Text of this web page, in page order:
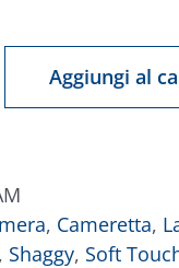
Aggiungi al
, Cameretta,
, Shaggy, Soft